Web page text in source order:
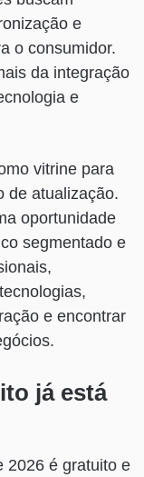
e
o consumidor.
da integração
e
vitrine para
de atualização.
oportunidade
segmentado e
e encontrar
já está
2026 é gratuito e